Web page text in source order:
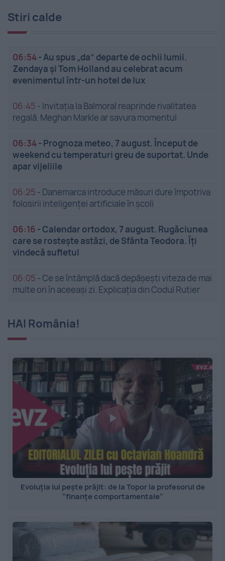
Stiri calde
06:54-Au spus „da” departe de ochii lumii.
Zendaya și Tom Holland au celebrat acum
evenimentul într-un hotel de lux
06:45 - Invitația la Balmoral reaprinde rivalitatea
regală. Meghan Markle ar savura momentul
06:34- Prognoza meteo, 7 august. Început de
weekend cu temperaturi greu de suportat. Unde
apar vijeliile
06:25 - Danemarca introduce măsuri dure împotriva
folosirii inteligenței artificiale în școli
06:16 -Calendar ortodox, 7 august. Rugăciunea
care se rostește astăzi, de Sfânta Teodora. Îți
vindecă sufletul
06:05 -Ce se întâmplă dacă depășești viteza de mai
multe ori în aceeași zi. Explicația din Codul Rutier
HAI România!
Evoluția lui pește prăjit: de la Topor la profesorul de
”finanțe comportamentale”